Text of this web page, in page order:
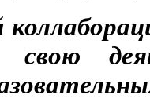
свою